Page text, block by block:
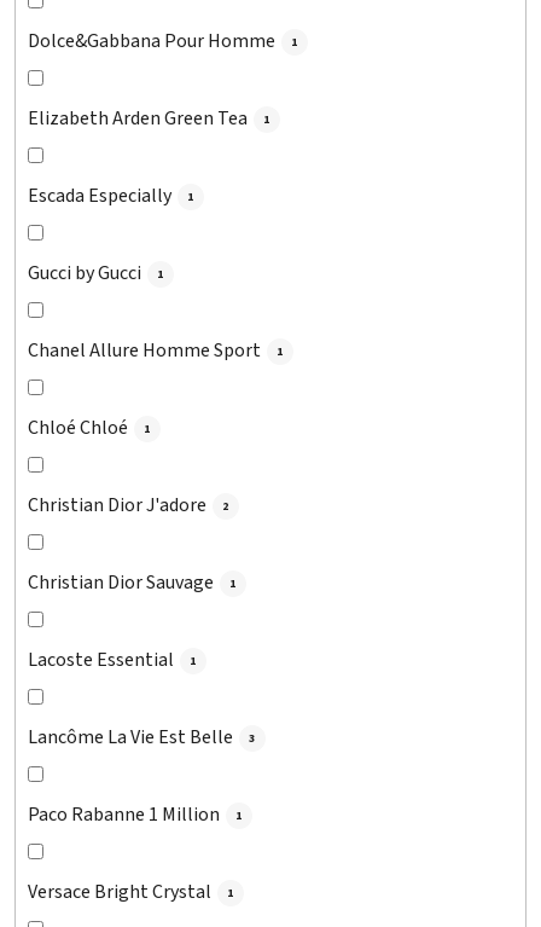
Dolce&Gabbana Pour Homme 1
Elizabeth Arden Green Tea 1
Escada Especially 1
Gucci by Gucci 1
Chanel Allure Homme Sport 1
Chloé Chloé 1
Christian Dior J'adore 2
Christian Dior Sauvage 1
Lacoste Essential 1
Lancôme La Vie Est Belle 3
Paco Rabanne 1 Million 1
Versace Bright Crystal 1